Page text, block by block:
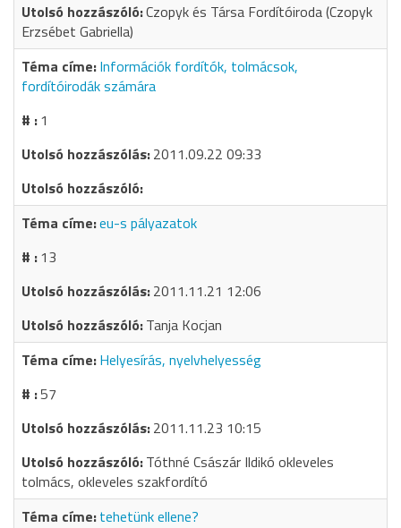
Czopyk és Társa Fordítóiroda (Czopyk
Erzsébet Gabriella)
Információk fordítók, tolmácsok,
fordítóirodák számára
1
2011.09.22 09:33
eu-s pályazatok
13
2011.11.21 12:06
Tanja Kocjan
Helyesírás, nyelvhelyesség
57
2011.11.23 10:15
Tóthné Császár Ildikó okleveles
tolmács, okleveles szakfordító
tehetünk ellene?